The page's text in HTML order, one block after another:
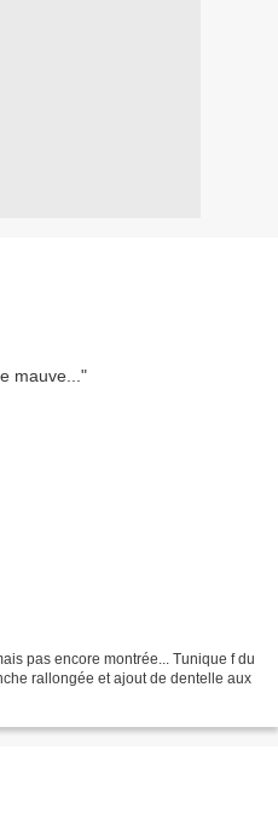
pas encore montrée... Tunique f du
rallongée et ajout de dentelle aux